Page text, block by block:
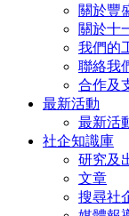
關於豐
關於十
我們的
聯絡我
合作及
最新活動
最新活
社企知識庫
研究及
文章
搜尋社